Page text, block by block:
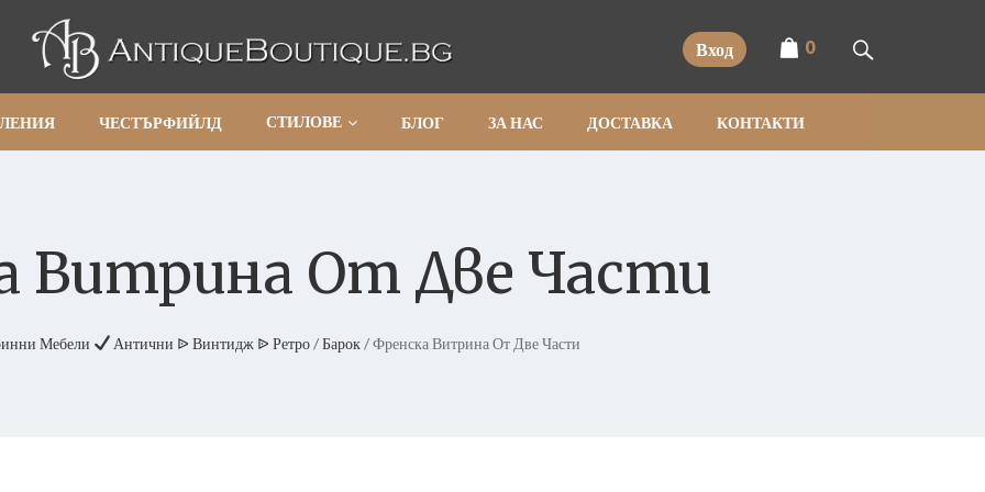
Вход 0
ЧЕСТЪРФИЙЛД СТИЛОВЕ БЛОГ ЗА НАС ДОСТАВКА КОНТАКТИ
Витрина От Две Части
Мебели Антични ᐉ Винтидж ᐉ Ретро/Барок/ Френска Витрина От Две Части